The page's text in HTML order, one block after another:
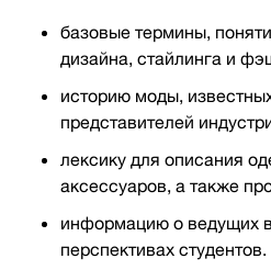
базовые термины,
дизайна, стайлинга и
историю моды,
представителей
лексику для описания
аксессуаров, а также
информацию о ведущих
перспективах студентов.